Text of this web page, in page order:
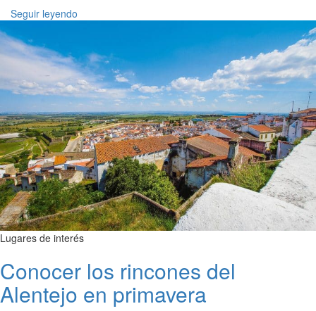
Seguir leyendo
Lugares de interés
Conocer los rincones del
Alentejo en primavera